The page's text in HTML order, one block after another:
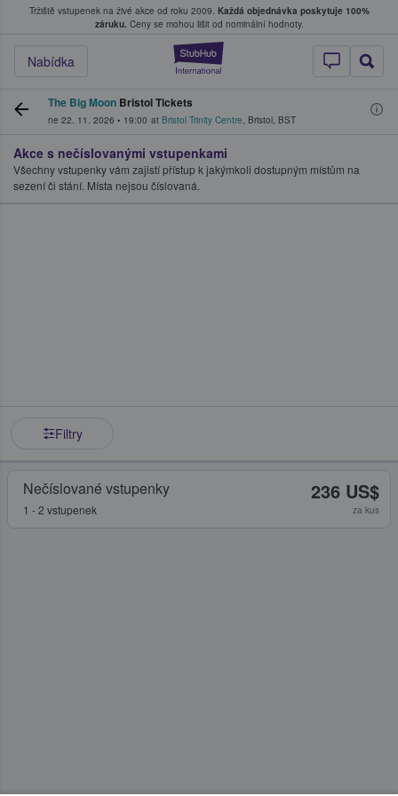
Tržiště vstupenek na živé akce od roku 2009. Každá objednávka poskytuje 100%
záruku. Ceny se mohou lišit od nominální hodnoty.
StubHub –
Nabídka
kde fanoušci kupují a prodávají vstupenky
The Big Moon Bristol Tickets
ne 22. 11. 2026 • 19:00 at Bristol Trinity Centre, Bristol, BST
Akce s nečíslovanými vstupenkami
Všechny vstupenky vám zajistí přístup k jakýmkoli dostupným místům na
sezení či stání. Místa nejsou číslovaná.
Filtry
Nečíslované vstupenky
1 - 2 vstupenek
236 US$
za kus